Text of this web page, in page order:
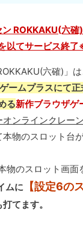
ン ROKKAKU(六
以てサービス終了
六確)」は
ームプラスにて正
る新作ブラウザゲ
オンラインクレーン
物のスロット台
物のスロット画面
ムに 【設定6の
てます。